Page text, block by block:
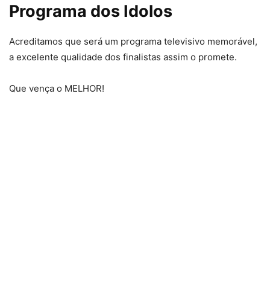
Programa dos Idolos
Acreditamos que será um programa televisivo memorável,
a excelente qualidade dos finalistas assim o promete.
Que vença o MELHOR!